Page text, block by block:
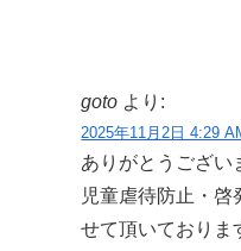
goto より:
2025年11月2日 4:29
ありがとうござい
児童虐待防止・啓
せて頂いておりま